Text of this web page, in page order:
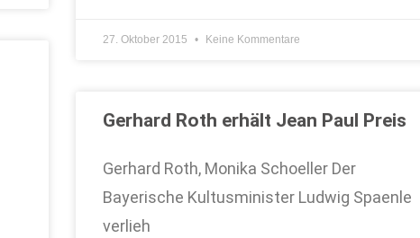
27. Oktober 2015 Keine Kommentare
Gerhard Roth erhält Jean Paul Preis
Gerhard Roth, Monika Schoeller Der
Bayerische Kultusminister Ludwig Spaenle
verlieh